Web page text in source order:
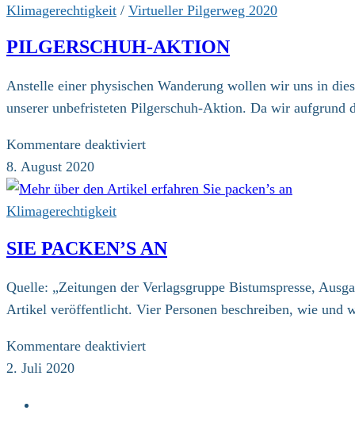
in
Klimagerechtigkeit / Virtueller Pilgerweg 2020
PILGERSCHUH-AKTION
Anstelle einer physischen Wanderung wollen wir uns in
unserer unbefristeten Pilgerschuh-Aktion. Da wir aufgrund
Kommentare deaktiviertfür
Aktion
8. August 2020
Klimagerechtigkeit
SIE PACKEN’S AN
Quelle: „Zeitungen der Verlagsgruppe Bistumspresse,
Artikel veröffentlicht. Vier Personen beschreiben, wie und
Kommentare deaktiviertfür
2. Juli 2020